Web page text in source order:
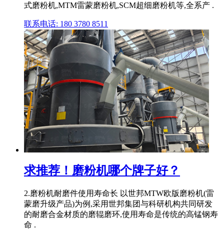
式磨粉机,MTM雷蒙磨粉机,SCM超细磨粉机等,全系产 .
联系电话: 180 3780 8511
求推荐！磨粉机哪个牌子好？
2.磨粉机耐磨件使用寿命长 以世邦MTW欧版磨粉机(雷
蒙磨升级产品)为例,采用世邦集团与科研机构共同研发
的耐磨合金材质的磨辊磨环,使用寿命是传统的高锰钢寿
命 .